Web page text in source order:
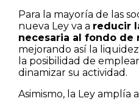
Para la mayoría de las
nueva Ley va a reducir
necesaria al fondo de
mejorando así la
la posibilidad de
dinamizar su actividad.
Asimismo, la Ley amplía